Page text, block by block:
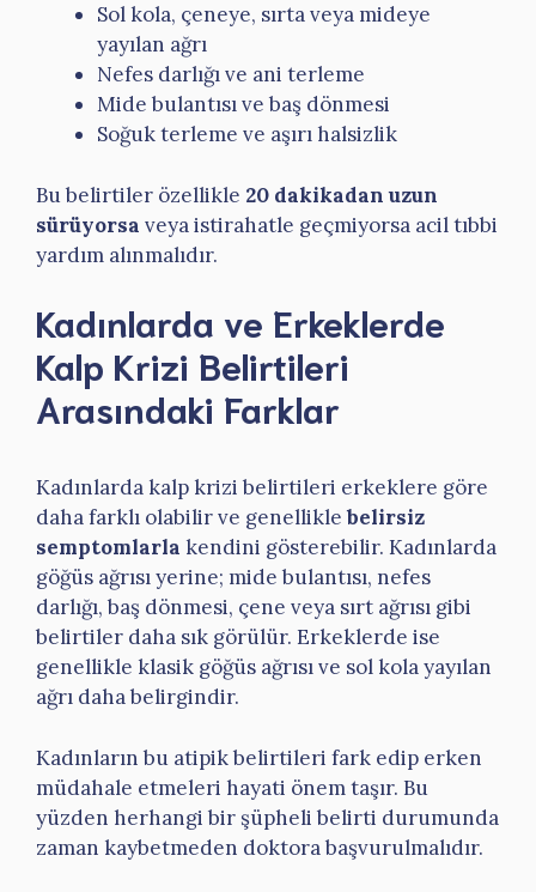
Sol kola, çeneye, sırta veya mideye
yayılan ağrı
Nefes darlığı ve ani terleme
Mide bulantısı ve baş dönmesi
Soğuk terleme ve aşırı halsizlik
Bu belirtiler özellikle 20 dakikadan uzun
sürüyorsa veya istirahatle geçmiyorsa acil tıbbi
yardım alınmalıdır.
Kadınlarda ve Erkeklerde
Kalp Krizi Belirtileri
Arasındaki Farklar
Kadınlarda kalp krizi belirtileri erkeklere göre
daha farklı olabilir ve genelliklebelirsiz
semptomlarla kendini gösterebilir. Kadınlarda
göğüs ağrısı yerine; mide bulantısı, nefes
darlığı, baş dönmesi, çene veya sırt ağrısı gibi
belirtiler daha sık görülür. Erkeklerde ise
genellikle klasik göğüs ağrısı ve sol kola yayılan
ağrı daha belirgindir.
Kadınların bu atipik belirtileri fark edip erken
müdahale etmeleri hayati önem taşır. Bu
yüzden herhangi bir şüpheli belirti durumunda
zaman kaybetmeden doktora başvurulmalıdır.